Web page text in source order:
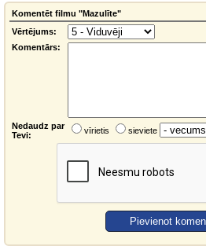
Komentēt filmu "Mazulīte"
Vērtējums:
Komentārs:
Nedaudz par
Tevi:
vīrietis sieviete